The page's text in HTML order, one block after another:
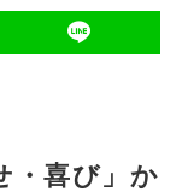
・喜び」か